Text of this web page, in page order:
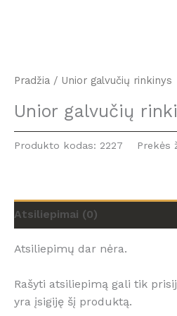
Pradžia / Unior galvučių rinkinys
Unior galvučių
Produkto kodas: 2227 Prekės
Atsiliepimai (0)
Atsiliepimų dar nėra.
Rašyti atsiliepimą gali tik
yra įsigiję šį produktą.